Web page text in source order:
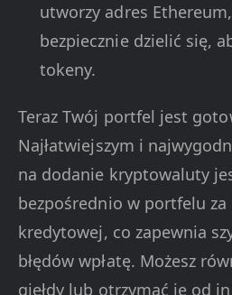
utworzy adres
bezpiecznie dzielić się,
tokeny.
Teraz Twój portfel jest
Najłatwiejszym i
na dodanie kryptowaluty
bezpośrednio w portfelu
kredytowej, co zapewnia
błędów wpłatę. Możesz
giełdy lub otrzymać je od